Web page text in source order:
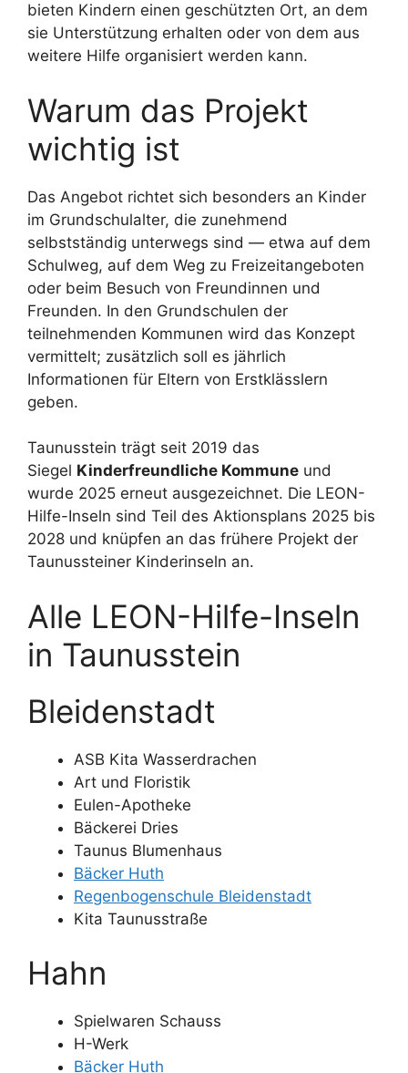
bieten Kindern einen geschützten Ort, an dem
sie Unterstützung erhalten oder von dem aus
weitere Hilfe organisiert werden kann.
Warum das Projekt
wichtig ist
Das Angebot richtet sich besonders an Kinder
im Grundschulalter, die zunehmend
selbstständig unterwegs sind — etwa auf dem
Schulweg, auf dem Weg zu Freizeitangeboten
oder beim Besuch von Freundinnen und
Freunden. In den Grundschulen der
teilnehmenden Kommunen wird das Konzept
vermittelt; zusätzlich soll es jährlich
Informationen für Eltern von Erstklässlern
geben.
Taunusstein trägt seit 2019 das
Siegel Kinderfreundliche Kommune und
wurde 2025 erneut ausgezeichnet. Die LEON-
Hilfe-Inseln sind Teil des Aktionsplans 2025 bis
2028 und knüpfen an das frühere Projekt der
Taunussteiner Kinderinseln an.
Alle LEON-Hilfe-Inseln
in Taunusstein
Bleidenstadt
ASB Kita Wasserdrachen
Art und Floristik
Eulen-Apotheke
Bäckerei Dries
Taunus Blumenhaus
Bäcker Huth
Regenbogenschule Bleidenstadt
Kita Taunusstraße
Hahn
Spielwaren Schauss
H-Werk
Bäcker Huth